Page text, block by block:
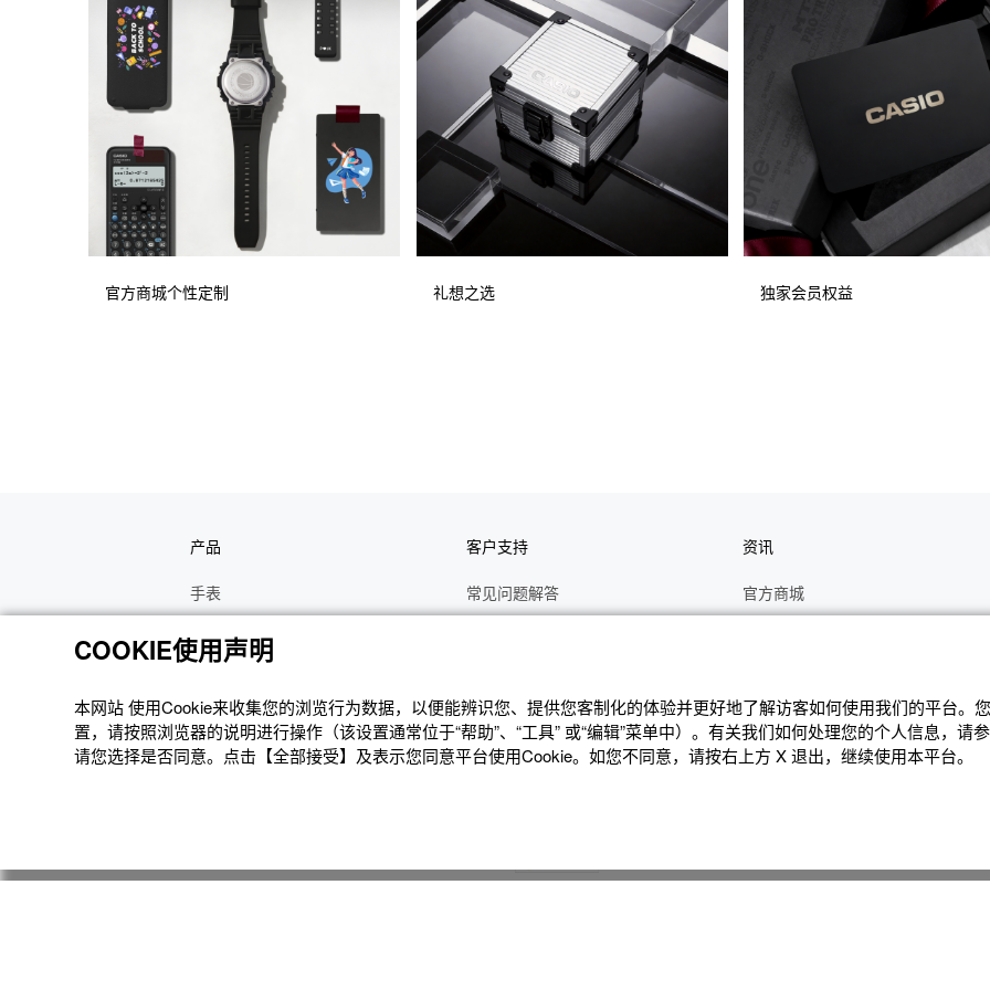
官方商城个性定制 礼想之选 独家会员权益
产品
手表
函数计算器
办公计算器
电子辞典
客户支持
常见问题解答
维修
修理状态查询
资讯
官方商城
最新资讯
公告
COOKIE使用声明
本网站 使⽤Cookie来收集您的浏览⾏为数据，以便能辨识您、提供您客制化的体验并更好地了解访客如何使⽤我们的平台。
置，请按照浏览器的说明进⾏操作（该设置通常位于“帮助”、“⼯具” 或“编辑”菜单中）。有关我们如何处理您的个⼈信息，请
请您选择是否同意。点击【全部接受】及表示您同意平台使用Cookie。如您不同意，请按右上⽅ X 退出，继续使⽤本平台。